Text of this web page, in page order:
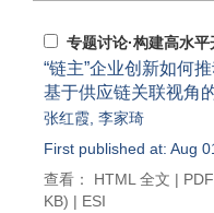
专题讨论·构建高水
“链主”企业创新如何
基于供应链关联视角
张红霞 李家琦
First published at: Aug
查看： HTML 全文 |
KB) | ESI